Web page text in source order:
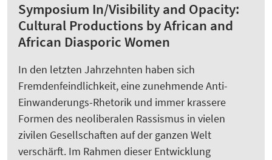
Symposium In/Visibility and Opacity:
Cultural Productions by African and
African Diasporic Women
In den letzten Jahrzehnten haben sich
Fremdenfeindlichkeit, eine zunehmende Anti-
Einwanderungs-Rhetorik und immer krassere
Formen des neoliberalen Rassismus in vielen
zivilen Gesellschaften auf der ganzen Welt
verschärft. Im Rahmen dieser Entwicklung